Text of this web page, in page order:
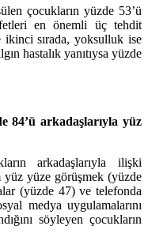
çocukların yüzde 53’ü
en önemli üç tehdit
sırada, yoksulluk ise
hastalık yanıtıysa yüzde
84’ü arkadaşlarıyla yüz
arkadaşlarıyla ilişki
yüze görüşmek (yüzde
(yüzde 47) ve telefonda
medya uygulamalarını
söyleyen çocukların